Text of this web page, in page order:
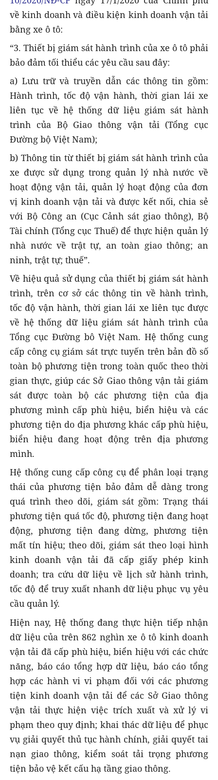
về kinh doanh và điều kiện kinh doanh vận tải
bằng xe ô tô:
“3. Thiết bị giám sát hành trình của xe ô tô phải
bảo đảm tối thiểu các yêu cầu sau đây:
a) Lưu trữ và truyền dẫn các thông tin gồm:
Hành trình, tốc độ vận hành, thời gian lái xe
liên tục về hệ thống dữ liệu giám sát hành
trình của Bộ Giao thông vận tải (Tổng cục
Đường bộ Việt Nam);
b) Thông tin từ thiết bị giám sát hành trình của
xe được sử dụng trong quản lý nhà nước về
hoạt động vận tải, quản lý hoạt động của đơn
vị kinh doanh vận tải và được kết nối, chia sẻ
với Bộ Công an (Cục Cảnh sát giao thông), Bộ
Tài chính (Tổng cục Thuế) để thực hiện quản lý
nhà nước về trật tự, an toàn giao thông; an
ninh, trật tự; thuế”.
Về hiệu quả sử dụng của thiết bị giám sát hành
trình, trên cơ sở các thông tin về hành trình,
tốc độ vận hành, thời gian lái xe liên tục được
về hệ thống dữ liệu giám sát hành trình của
Tổng cục Đường bô Việt Nam. Hệ thống cung
cấp công cụ giám sát trực tuyến trên bản đồ số
toàn bộ phương tiện trong toàn quốc theo thời
gian thực, giúp các Sở Giao thông vận tải giám
sát được toàn bộ các phương tiện của địa
phương mình cấp phù hiệu, biển hiệu và các
phương tiện do địa phương khác cấp phù hiệu,
biển hiệu đang hoạt động trên địa phương
mình.
Hệ thống cung cấp công cụ để phân loại trạng
thái của phương tiện bảo đảm dễ dàng trong
quá trình theo dõi, giám sát gồm: Trạng thái
phương tiện quá tốc độ, phương tiện đang hoạt
động, phương tiện đang dừng, phương tiện
mất tín hiệu; theo dõi, giám sát theo loại hình
kinh doanh vận tải đã cấp giấy phép kinh
doanh; tra cứu dữ liệu về lịch sử hành trình,
tốc độ để truy xuất nhanh dữ liệu phục vụ yêu
cầu quản lý.
Hiện nay, Hệ thống đang thực hiện tiếp nhận
dữ liệu của trên 862 nghìn xe ô tô kinh doanh
vận tải đã cấp phù hiệu, biển hiệu với các chức
năng, báo cáo tổng hợp dữ liệu, báo cáo tổng
hợp các hành vi vi phạm đối với các phương
tiện kinh doanh vận tải để các Sở Giao thông
vận tải thực hiện việc trích xuất và xử lý vi
phạm theo quy định; khai thác dữ liệu để phục
vụ giải quyết thủ tục hành chính, giải quyết tai
nạn giao thông, kiểm soát tải trọng phương
tiện bảo vệ kết cấu hạ tầng giao thông.